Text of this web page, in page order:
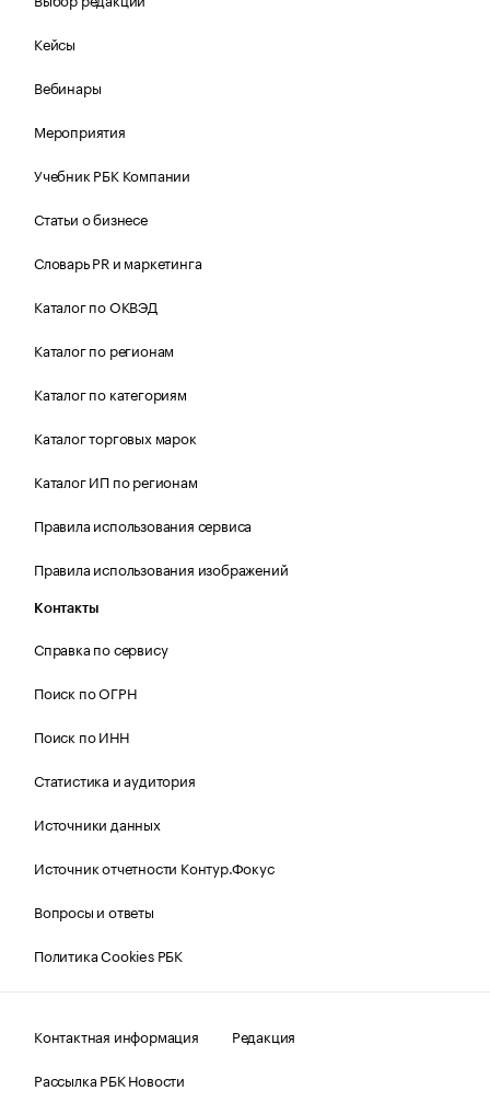
Кейсы
Вебинары
Мероприятия
Учебник РБК Компании
Статьи о бизнесе
Словарь PR и маркетинга
Каталог по ОКВЭД
Каталог по регионам
Каталог по категориям
Каталог торговых марок
Каталог ИП по регионам
Правила использования сервиса
Правила использования изображений
Контакты
Справка по сервису
Поиск по ОГРН
Поиск по ИНН
Статистика и аудитория
Источники данных
Источник отчетности Контур.Фокус
Вопросы и ответы
Политика Cookies РБК
Контактная информация
Редакция
Рассылка РБК Новости